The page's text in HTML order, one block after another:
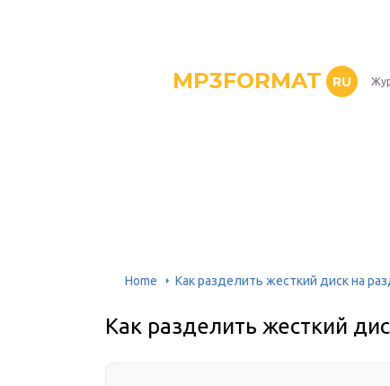
MP3FORMAT RU
Home Как разделить жесткий диск на
Как разделить жесткий